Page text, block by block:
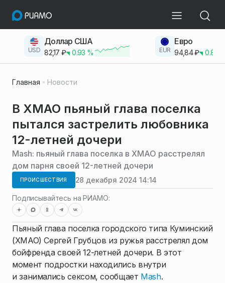
USD
Доллар США
82,17 ₽ 0.93 % EUR
Евро
94,84₽ 0.83
Главная Новости
В ХМАО пьяный глава поселка
пытался застрелить любовника
12-летней дочери
Mash: пьяный глава поселка в ХМАО расстрелял
дом парня своей 12-летней дочери
ПРОИСШЕСТВИЯ 28 декабря 2024 14:14
Подписывайтесь на РИАМО:
Пьяный глава поселка городского типа Куминский
(ХМАО) Сергей Грубцов из ружья расстрелял дом
бойфренда своей 12-летней дочери. В этот
момент подростки находились внутри
и занимались сексом, сообщает Mash.